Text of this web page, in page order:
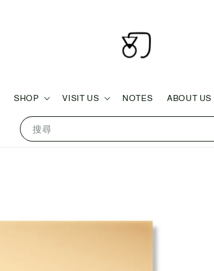
搜尋
SHOP VISIT US NOTES ABOUT US